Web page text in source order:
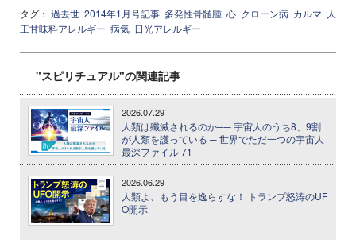
タグ： 過去世 2014年1月号記事 多発性骨髄腫 心 クローン病 カルマ 人
工甘味料アレルギー 病気 日光アレルギー
"スピリチュアル"の関連記事
2026.07.29
人類は殲滅されるのか── 宇宙人のうち8、9割
が人類を護っている ─ 世界でただ一つの宇宙人
最深ファイル 71
2026.06.29
人類よ、もう目を逸らすな！ トランプ怒涛のUF
O開示